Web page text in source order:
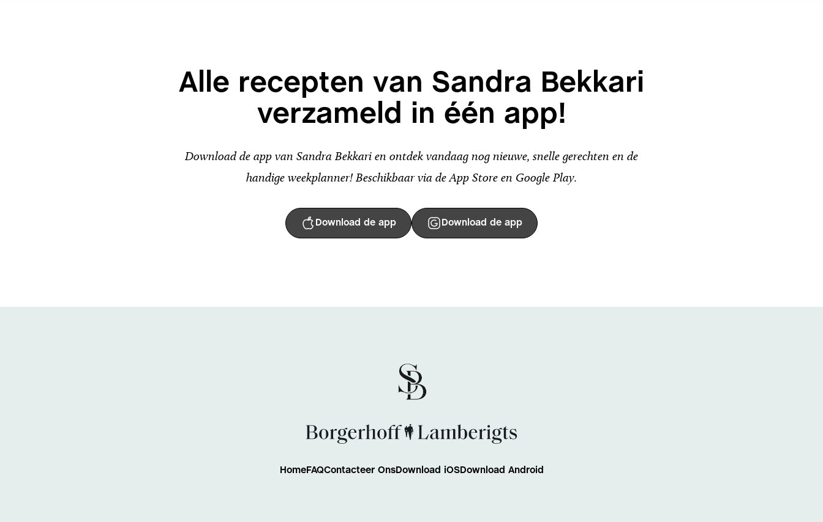
Alle recepten van Sandra Bekkari
verzameld in één app!
Download de app van Sandra Bekkari en ontdek vandaag nog nieuwe, snelle gerechten en de
handige weekplanner! Beschikbaar via de App Store en Google Play.
Download de app Download de app
HomeFAQContacteer OnsDownload iOSDownload Android